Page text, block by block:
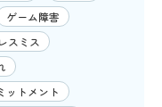
ゲーム障害
スミス
ットメント